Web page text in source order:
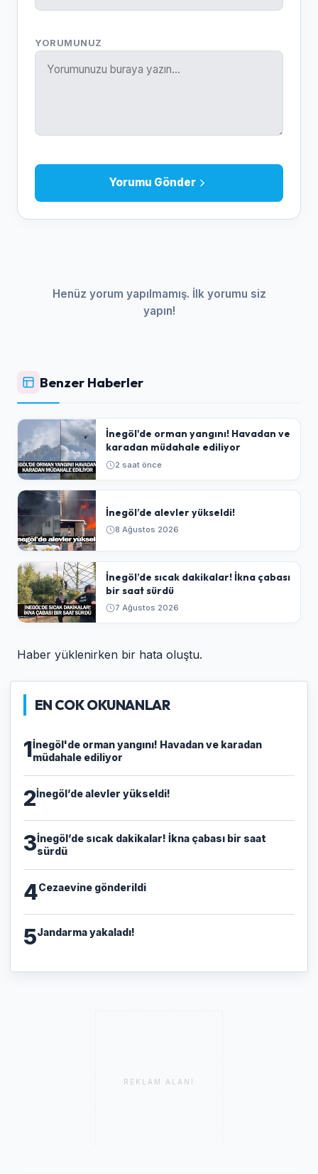
YORUMUNUZ
Yorumu Gönder
Henüz yorum yapılmamış. İlk yorumu siz
yapın!
Benzer Haberler
İnegöl'de orman yangını! Havadan ve
karadan müdahale ediliyor
2 saat önce
İnegöl’de alevler yükseldi!
8 Ağustos 2026
İnegöl’de sıcak dakikalar! İkna çabası
bir saat sürdü
7 Ağustos 2026
Haber yüklenirken bir hata oluştu.
EN COK OKUNANLAR
1İnegöl'de orman yangını! Havadan ve karadan
müdahale ediliyor
2İnegöl’de alevler yükseldi!
3İnegöl’de sıcak dakikalar! İkna çabası bir saat
sürdü
4Cezaevine gönderildi
5Jandarma yakaladı!
REKLAM ALANI